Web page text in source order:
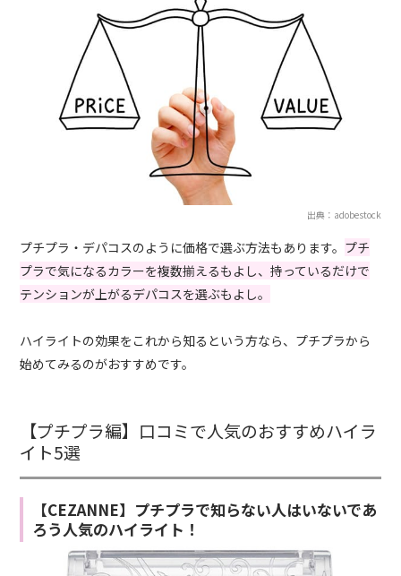
出典：adobestock
プチプラ・デパコスのように価格で選ぶ方法もあります。 プチ
プラで気になるカラーを複数揃えるもよし、持っているだけで
テンションが上がるデパコスを選ぶもよし。
ハイライトの効果をこれから知るという方なら、プチプラから
始めてみるのがおすすめです。
【プチプラ編】口コミで人気のおすすめハイラ
イト5選
【CEZANNE】プチプラで知らない人はいないであ
ろう人気のハイライト！